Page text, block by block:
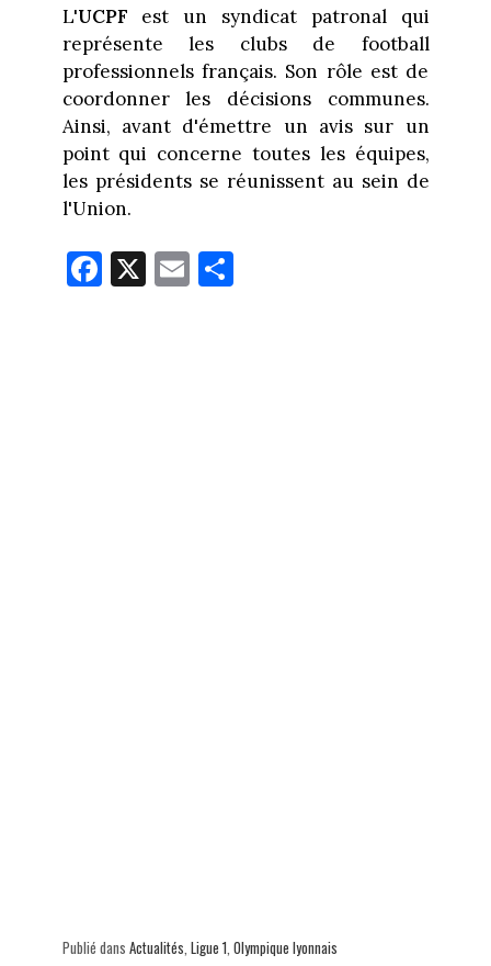
L'UCPF est un syndicat patronal qui
représente les clubs de football
professionnels français. Son rôle est de
coordonner les décisions communes.
Ainsi, avant d'émettre un avis sur un
point qui concerne toutes les équipes,
les présidents se réunissent au sein de
l'Union.
Fa
ce
X E
m
Pa
Publié dans Actualités, Ligue 1, Olympique lyonnais